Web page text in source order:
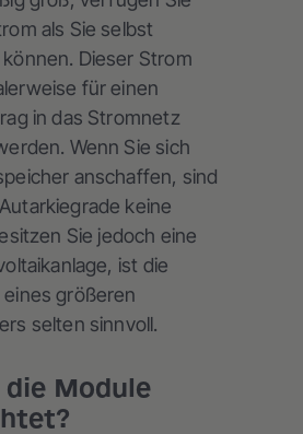
als Sie selbst
Dieser Strom
für einen
in das Stromnetz
Wenn Sie sich
anschaffen, sind
keine
Sie jedoch eine
ist die
größeren
selten sinnvoll.
die Module